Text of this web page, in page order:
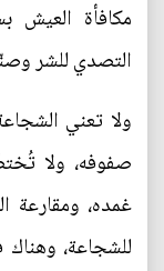
مكافأة العيش
التصدي للشر
ولا تعني
صفوفه، ولا
غمده، ومقارعة
للشجاعة،